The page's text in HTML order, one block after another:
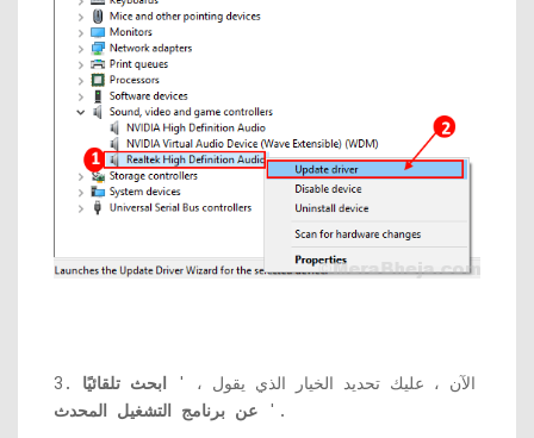
3. الآن ، عليك تحديد الخيار الذي يقول ، ' ابحث تلقائيًا
عن برنامج التشغيل المحدث '.